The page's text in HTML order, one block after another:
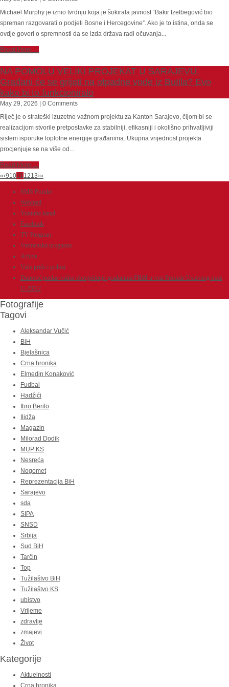
Michael Murphy je iznio tvrdnju koja je šokirala javnost “Bakir Izetbegović bio
spreman razgovarati o podjeli Bosne i Hercegovine”. Ako je to istina, onda se
ovdje govori o spremnosti da se izda država radi očuvanja...
Read More →
NA POMOLU VELIKI PROJEKAT U SARAJEVU:
Građani će se grijati na otpadne vode iz Butila? Evo
kako bi to funkcioniralo
May 29, 2026 | 0 Comments
Riječ je o strateški izuzetno važnom projektu za Kanton Sarajevo, čijom bi se
realizacijom stvorile pretpostavke za stabilniji, efikasniji i okolišno prihvatljiviji
sistem isporuke toplotne energije građanima. Ukupna vrijednost projekta
procjenjuje se na više od...
Read More →
«‹910111213›»
SMS Poruke
Webmail
Youtube kanal
Facebook
TV Program
Vremenska prognoza
Arhiva
Vaše priče i prilozi
Dunović poslao važno obavještenje građanima FBiH u vezi Presude Ustavnog suda
U-20/22
Fotografije
Tagovi
Aleksandar Vučić
BiH
Bjelašnica
Crna hronika
Elmedin Konaković
Fudbal
Hadžići
Ibro Berilo
Ilidža
Magazin
Milorad Dodik
MUP KS
Nesreća
Nogomet
Reprezentacija BiH
Sarajevo
sda
SIPA
SNSD
Srbija
Sud BiH
Tarčin
Top
Tužilaštvo BiH
Tužilaštvo KS
ubistvo
Vrijeme
zdravlje
zmajevi
Život
Kategorije
Aktuelnosti
Crna hronika